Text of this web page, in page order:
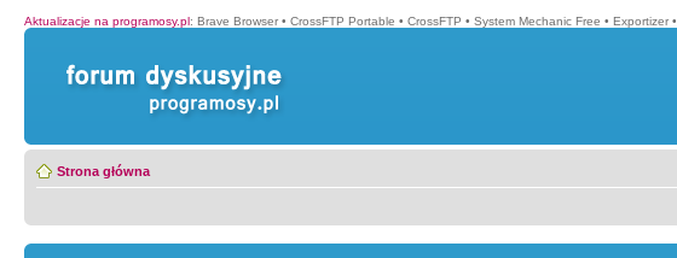
Aktualizacje na programosy.pl: Brave Browser • CrossFTP Portable • CrossFTP • System Mechanic Free • Exportizer •
Strona główna